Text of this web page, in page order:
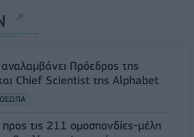
Πρόεδρος της
Chief Scientist της Alphabet
τις 211 ομοσπονδίες-μέλη